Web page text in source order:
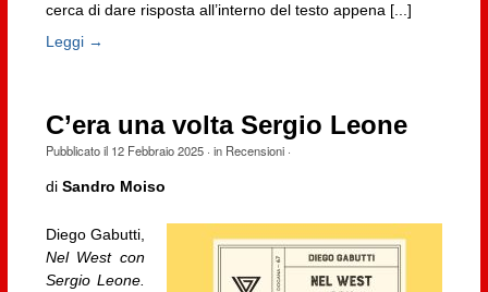
cerca di dare risposta all’interno del testo appena [...]
Leggi →
C’era una volta Sergio Leone
Pubblicato il 12 Febbraio 2025· in Recensioni·
di Sandro Moiso
Diego Gabutti,
Nel West con
Sergio Leone.